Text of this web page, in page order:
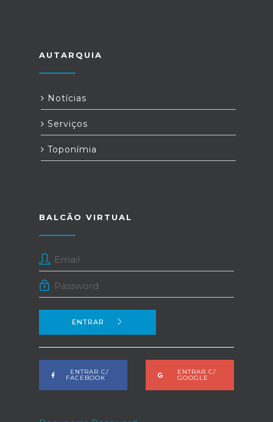
AUTARQUIA
Notícias
Serviços
Toponímia
BALCÃO VIRTUAL
ENTRAR
ENTRAR C/
FACEBOOK
ENTRAR C/
GOOGLE